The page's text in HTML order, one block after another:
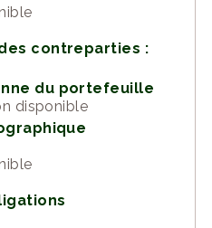
contreparties :
du portefeuille
disponible